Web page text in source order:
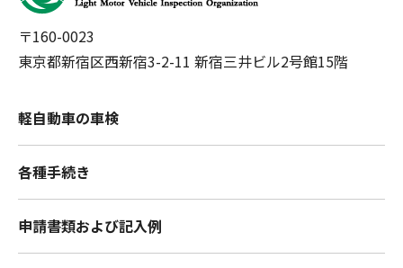
〒160-0023
東京都新宿区西新宿3-2-11 新宿三井ビル2号館15階
軽自動車の車検
各種手続き
申請書類および記入例